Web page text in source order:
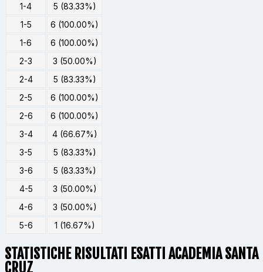
1-4
5 (83.33%)
1-5
6 (100.00%)
1-6
6 (100.00%)
2-3
3 (50.00%)
2-4
5 (83.33%)
2-5
6 (100.00%)
2-6
6 (100.00%)
3-4
4 (66.67%)
3-5
5 (83.33%)
3-6
5 (83.33%)
4-5
3 (50.00%)
4-6
3 (50.00%)
5-6
1 (16.67%)
STATISTICHE RISULTATI ESATTI ACADEMIA SANTA
CRUZ